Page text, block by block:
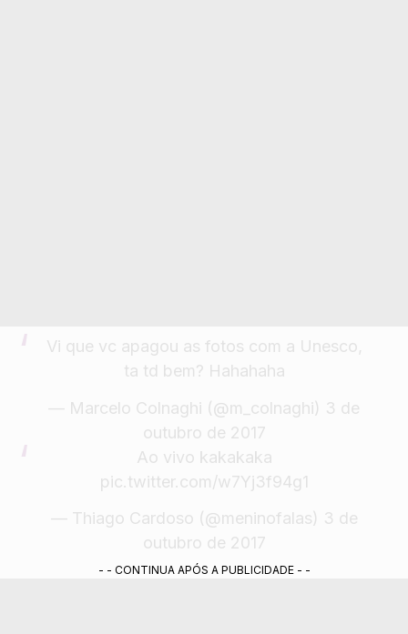
Vi que vc apagou as fotos com a Unesco,
ta td bem? Hahahaha
— Marcelo Colnaghi (@m_colnaghi) 3 de
outubro de 2017
Ao vivo kakakaka
pic.twitter.com/w7Yj3f94g1
— Thiago Cardoso (@meninofalas) 3 de
outubro de 2017
- - CONTINUA APÓS A PUBLICIDADE - -